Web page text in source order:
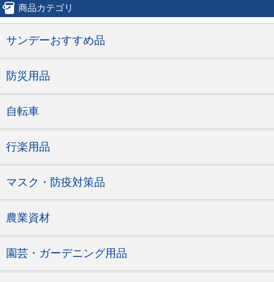
商品カテゴリ
サンデーおすすめ品
防災用品
自転車
行楽用品
マスク・防疫対策品
農業資材
園芸・ガーデニング用品